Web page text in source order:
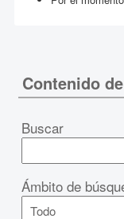
Contenido
Buscar
Ámbito de